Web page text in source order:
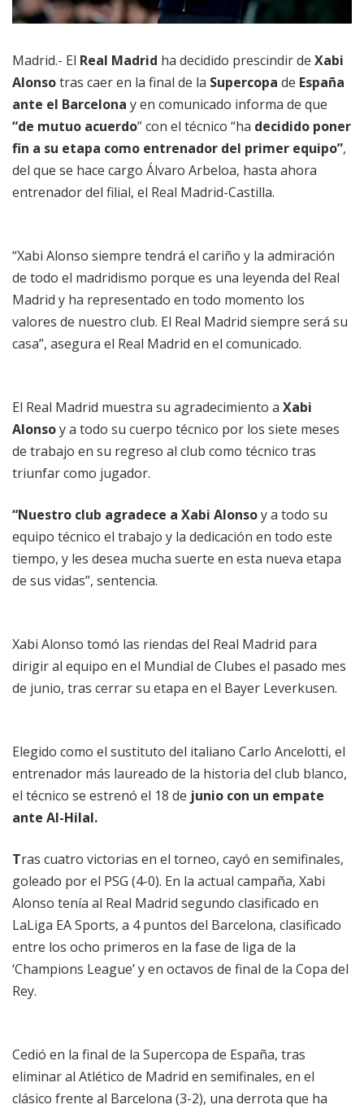
Madrid.- El Real Madrid ha decidido prescindir de Xabi
Alonsotras caer en la final de la Supercopa de España
ante el Barcelona y en comunicado informa de que
“de mutuo acuerdo” con el técnico “ha decidido poner
fin a su etapa como entrenador del primer equipo”,
del que se hace cargo Álvaro Arbeloa, hasta ahora
entrenador del filial, el Real Madrid-Castilla.
“Xabi Alonso siempre tendrá el cariño y la admiración
de todo el madridismo porque es una leyenda del Real
Madrid y ha representado en todo momento los
valores de nuestro club. El Real Madrid siempre será su
casa”, asegura el Real Madrid en el comunicado.
El Real Madrid muestra su agradecimiento a Xabi
Alonsoy a todo su cuerpo técnico por los siete meses
de trabajo en su regreso al club como técnico tras
triunfar como jugador.
“Nuestro club agradece a Xabi Alonsoy a todo su
equipo técnico el trabajo y la dedicación en todo este
tiempo, y les desea mucha suerte en esta nueva etapa
de sus vidas”, sentencia.
Xabi Alonso tomó las riendas del Real Madrid para
dirigir al equipo en el Mundial de Clubes el pasado mes
de junio, tras cerrar su etapa en el Bayer Leverkusen.
Elegido como el sustituto del italiano Carlo Ancelotti, el
entrenador más laureado de la historia del club blanco,
el técnico se estrenó el 18 de junio con un empate
ante Al-Hilal.
Tras cuatro victorias en el torneo, cayó en semifinales,
goleado por el PSG (4-0). En la actual campaña, Xabi
Alonso tenía al Real Madrid segundo clasificado en
LaLiga EA Sports, a 4 puntos del Barcelona, clasificado
entre los ocho primeros en la fase de liga de la
‘Champions League’ y en octavos de final de la Copa del
Rey.
Cedió en la final de la Supercopa de España, tras
eliminar al Atlético de Madrid en semifinales, en el
clásico frente al Barcelona (3-2), una derrota que ha